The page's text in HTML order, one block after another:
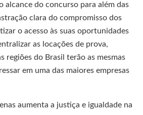
alcance do concurso para além das
clara do compromisso dos
o acesso às suas oportunidades
as locações de prova,
regiões do Brasil terão as mesmas
em uma das maiores empresas
aumenta a justiça e igualdade na